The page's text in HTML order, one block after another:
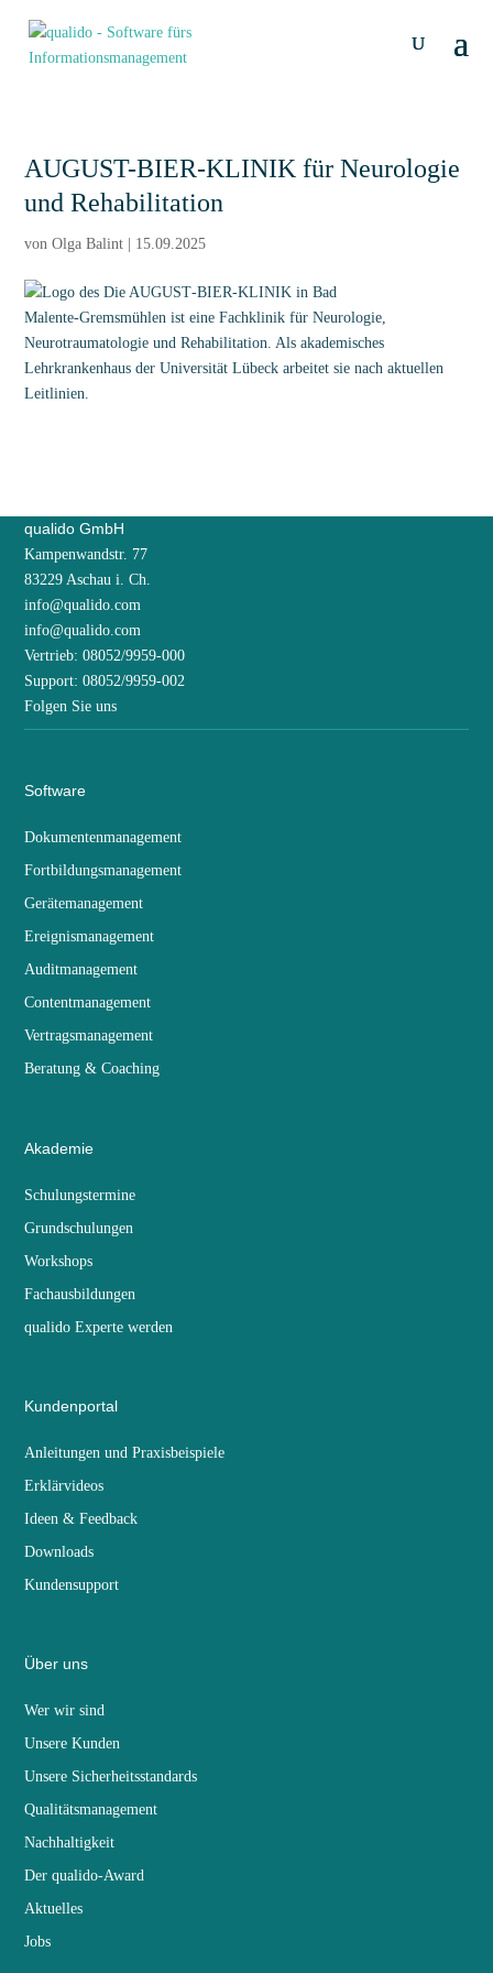
AUGUST-BIER-KLINIK für Neurologie
und Rehabilitation
vonOlga Balint 15.09.2025
qualido GmbH
Kampenwandstr. 77
83229 Aschau i. Ch.
info@qualido.com
info@qualido.com
Vertrieb: 08052/9959-000
Support: 08052/9959-002
Folgen Sie uns
Software
Dokumentenmanagement
Fortbildungsmanagement
Gerätemanagement
Ereignismanagement
Auditmanagement
Contentmanagement
Vertragsmanagement
Beratung & Coaching
Akademie
Schulungstermine
Grundschulungen
Workshops
Fachausbildungen
qualido Experte werden
Kundenportal
Anleitungen und Praxisbeispiele
Erklärvideos
Ideen & Feedback
Downloads
Kundensupport
Über uns
Wer wir sind
Unsere Kunden
Unsere Sicherheitsstandards
Qualitätsmanagement
Nachhaltigkeit
Der qualido-Award
Aktuelles
Jobs